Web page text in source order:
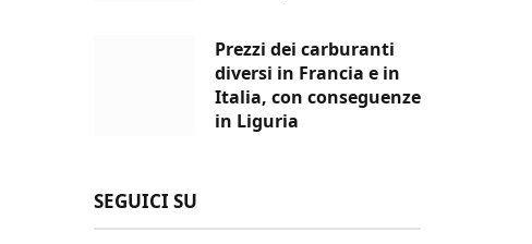
Prezzi dei carburanti
diversi in Francia e in
Italia, con conseguenze
in Liguria
SEGUICI SU